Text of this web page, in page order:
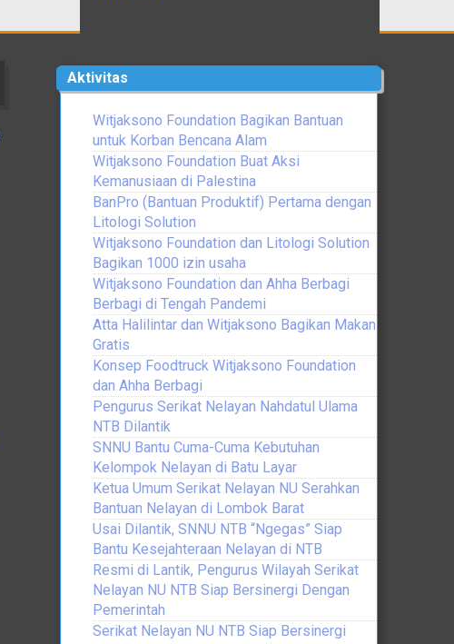
Aktivitas
Witjaksono Foundation Bagikan Bantuan
untuk Korban Bencana Alam
Witjaksono Foundation Buat Aksi
Kemanusiaan di Palestina
BanPro (Bantuan Produktif) Pertama dengan
Litologi Solution
Witjaksono Foundation dan Litologi Solution
Bagikan 1000 izin usaha
Witjaksono Foundation dan Ahha Berbagi
Berbagi di Tengah Pandemi
Atta Halilintar dan Witjaksono Bagikan Makan
Gratis
Konsep Foodtruck Witjaksono Foundation
dan Ahha Berbagi
Pengurus Serikat Nelayan Nahdatul Ulama
NTB Dilantik
SNNU Bantu Cuma-Cuma Kebutuhan
Kelompok Nelayan di Batu Layar
Ketua Umum Serikat Nelayan NU Serahkan
Bantuan Nelayan di Lombok Barat
Usai Dilantik, SNNU NTB “Ngegas” Siap
Bantu Kesejahteraan Nelayan di NTB
Resmi di Lantik, Pengurus Wilayah Serikat
Nelayan NU NTB Siap Bersinergi Dengan
Pemerintah
Serikat Nelayan NU NTB Siap Bersinergi